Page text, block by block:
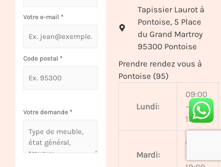
Votre e-mail *
Code postal *
Votre demande *
Tapissier Laurot à
Pontoise, 5 Place
du Grand Martroy
95300 Pontoise
Prendre rendez vous à
Pontoise (95)
Lundi:
09:00
–
19:00
Mardi:
09:00
–